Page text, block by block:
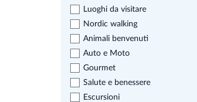
Luoghi da visitare
Nordic walking
Animali benvenuti
Auto e Moto
Gourmet
Salute e benessere
Escursioni